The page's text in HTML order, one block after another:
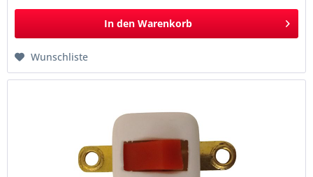
In den Warenkorb
Wunschliste